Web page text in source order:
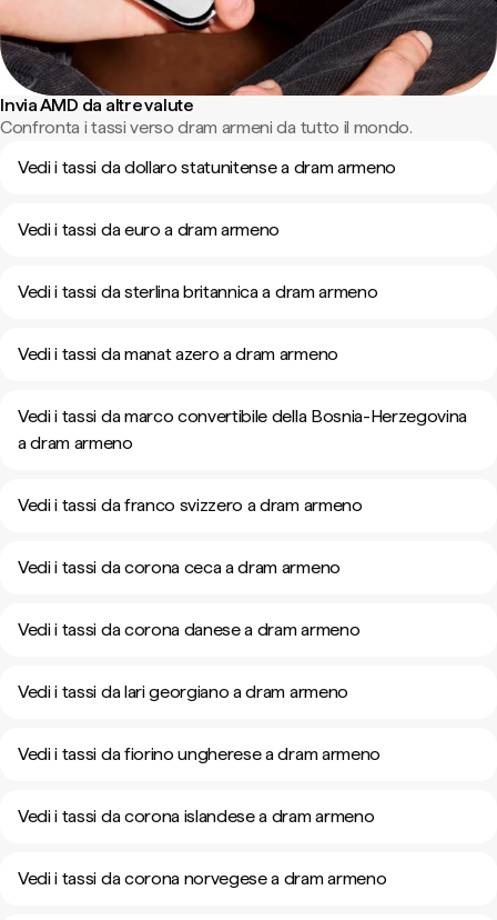
Invia AMD da altre valute
Confronta i tassi verso dram armeni da tutto il mondo.
Vedi i tassi da dollaro statunitense a dram armeno
Vedi i tassi da euro a dram armeno
Vedi i tassi da sterlina britannica a dram armeno
Vedi i tassi da manat azero a dram armeno
Vedi i tassi da marco convertibile della Bosnia-Herzegovina
a dram armeno
Vedi i tassi da franco svizzero a dram armeno
Vedi i tassi da corona ceca a dram armeno
Vedi i tassi da corona danese a dram armeno
Vedi i tassi da lari georgiano a dram armeno
Vedi i tassi da fiorino ungherese a dram armeno
Vedi i tassi da corona islandese a dram armeno
Vedi i tassi da corona norvegese a dram armeno